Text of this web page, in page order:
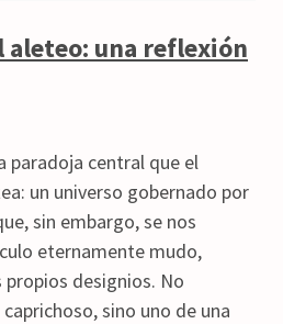
aleteo: una reflexión
paradoja central que el
un universo gobernado por
sin embargo, se nos
eternamente mudo,
propios designios. No
sino uno de una